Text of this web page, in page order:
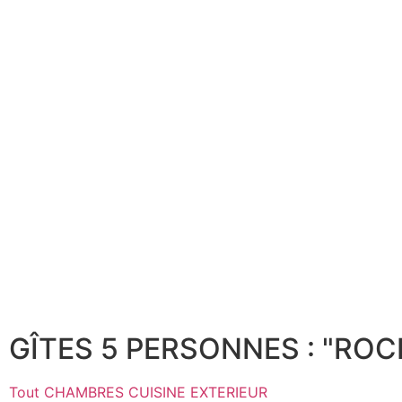
GÎTES 5 PERSONNES :
Tout CHAMBRES CUISINE EXTERIEUR